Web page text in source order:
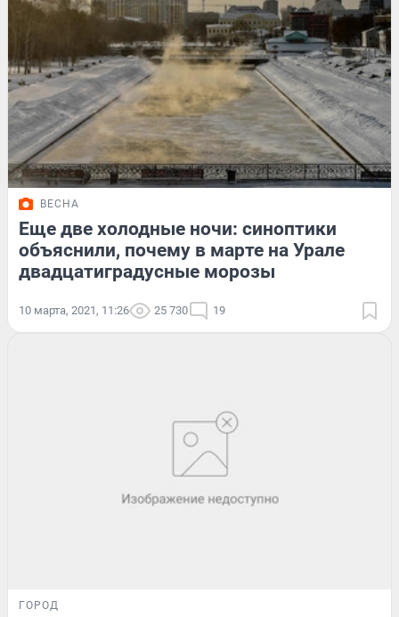
ВЕСНА
Еще две холодные ночи: синоптики
объяснили, почему в марте на Урале
двадцатиградусные морозы
10 марта, 2021, 11:26 25 730 19
ГОРОД